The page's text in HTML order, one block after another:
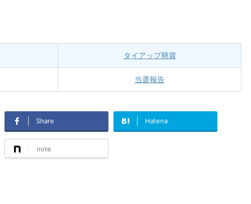
タイアップ懸賞
当選報告
Share Hatena
note